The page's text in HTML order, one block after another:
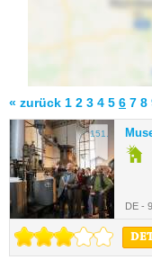
« zurück 1 2 3 4 5 6 7 8
151.
DE -